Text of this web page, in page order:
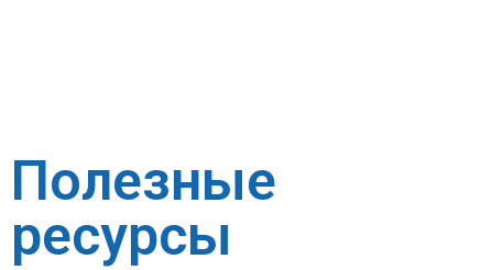
Полезные
ресурсы